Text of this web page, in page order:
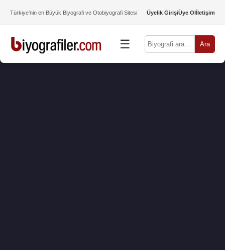
Türkiye’nin en Büyük Biyografi ve Otobiyografi Sitesi Üyelik GirişiÜye Olİletişim
☰ Ara